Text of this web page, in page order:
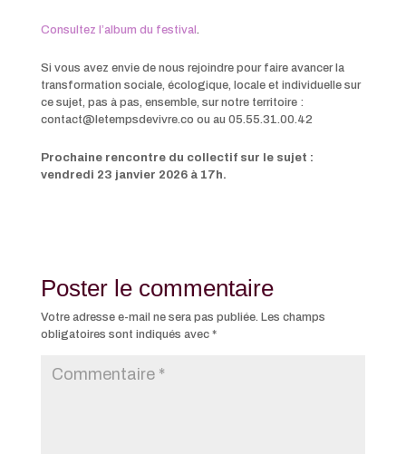
Consultez l’album du festival .
Si vous avez envie de nous rejoindre pour faire avancer la
transformation sociale, écologique, locale et individuelle sur
ce sujet, pas à pas, ensemble, sur notre territoire :
contact@letempsdevivre.co ou au 05.55.31.00.42
Prochaine rencontre du collectif sur le sujet :
vendredi 23 janvier 2026 à 17h.
Poster le commentaire
Votre adresse e-mail ne sera pas publiée. Les champs
obligatoires sont indiqués avec *